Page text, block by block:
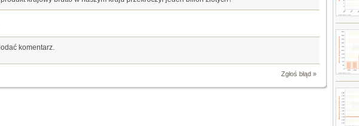
komentarz.
Zgłoś błąd »